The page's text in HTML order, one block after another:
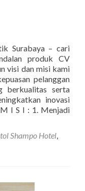
Surabaya – cari
produk CV
visi dan misi kami
pelanggan
berkualitas serta
inovasi
I S I : 1. Menjadi
Shampo Hotel,